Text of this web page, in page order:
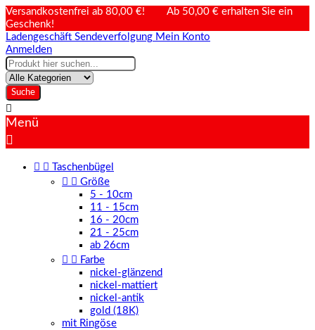
Versandkostenfrei ab 80,00 €! Ab 50,00 € erhalten Sie ein
Geschenk!
Ladengeschäft Sendeverfolgung Mein Konto
Anmelden
Suche

Menü

 
Taschenbügel
  Größe
5 - 10cm
11 - 15cm
16 - 20cm
21 - 25cm
ab 26cm
  Farbe
nickel-glänzend
nickel-mattiert
nickel-antik
gold (18K)
mit Ringöse